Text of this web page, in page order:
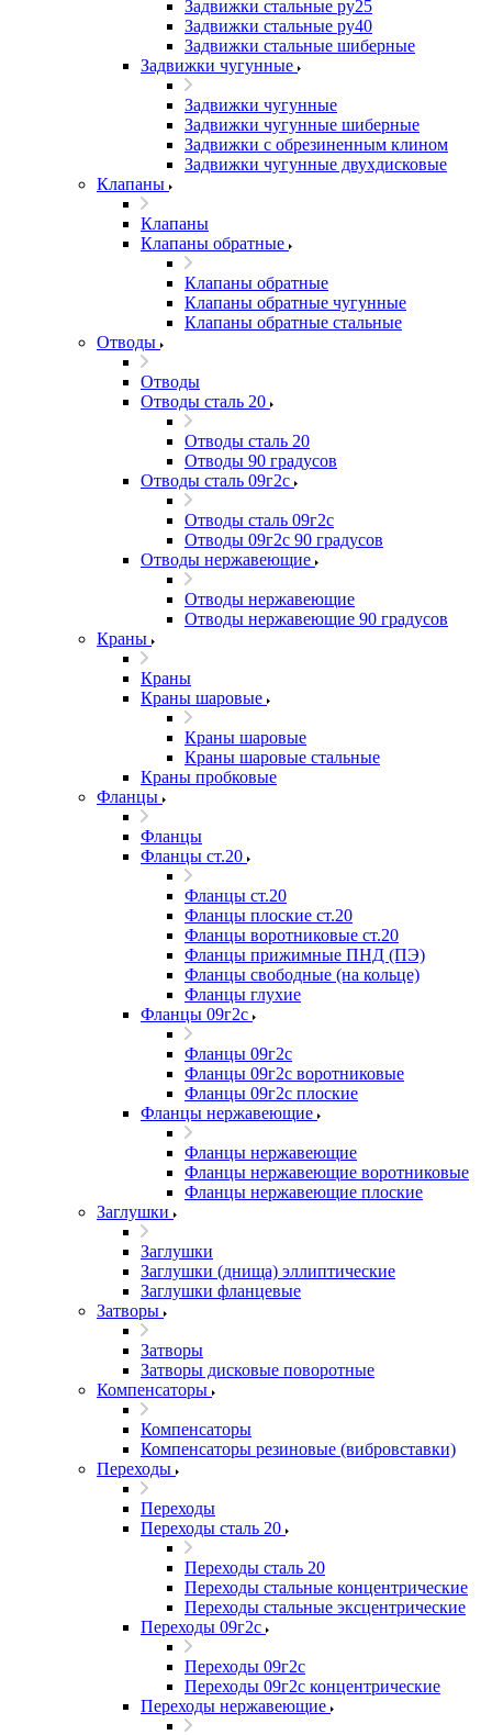
Задвижки стальные ру25
Задвижки стальные ру40
Задвижки стальные шиберные
Задвижки чугунные
Задвижки чугунные
Задвижки чугунные шиберные
Задвижки с обрезиненным клином
Задвижки чугунные двухдисковые
Клапаны
Клапаны
Клапаны обратные
Клапаны обратные
Клапаны обратные чугунные
Клапаны обратные стальные
Отводы
Отводы
Отводы сталь 20
Отводы сталь 20
Отводы 90 градусов
Отводы сталь 09г2с
Отводы сталь 09г2с
Отводы 09г2с 90 градусов
Отводы нержавеющие
Отводы нержавеющие
Отводы нержавеющие 90 градусов
Краны
Краны
Краны шаровые
Краны шаровые
Краны шаровые стальные
Краны пробковые
Фланцы
Фланцы
Фланцы ст.20
Фланцы ст.20
Фланцы плоские ст.20
Фланцы воротниковые ст.20
Фланцы прижимные ПНД (ПЭ)
Фланцы свободные (на кольце)
Фланцы глухие
Фланцы 09г2с
Фланцы 09г2с
Фланцы 09г2с воротниковые
Фланцы 09г2с плоские
Фланцы нержавеющие
Фланцы нержавеющие
Фланцы нержавеющие воротниковые
Фланцы нержавеющие плоские
Заглушки
Заглушки
Заглушки (днища) эллиптические
Заглушки фланцевые
Затворы
Затворы
Затворы дисковые поворотные
Компенсаторы
Компенсаторы
Компенсаторы резиновые (вибровставки)
Переходы
Переходы
Переходы сталь 20
Переходы сталь 20
Переходы стальные концентрические
Переходы стальные эксцентрические
Переходы 09г2с
Переходы 09г2с
Переходы 09г2с концентрические
Переходы нержавеющие